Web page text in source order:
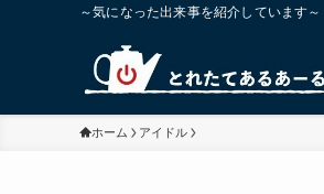
～気になった出来事を紹介しています～
ホーム アイドル